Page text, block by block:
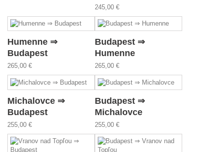
245,00 €
Humenne ⇒
Budapest
265,00 €
Budapest ⇒
Humenne
265,00 €
Michalovce ⇒
Budapest
255,00 €
Budapest ⇒
Michalovce
255,00 €